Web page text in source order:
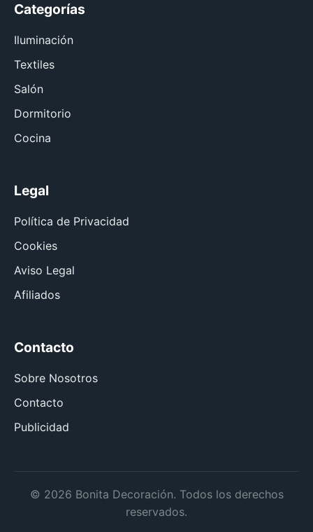
Categorías
Iluminación
Textiles
Salón
Dormitorio
Cocina
Legal
Política de Privacidad
Cookies
Aviso Legal
Afiliados
Contacto
Sobre Nosotros
Contacto
Publicidad
© 2026 Bonita Decoración. Todos los derechos
reservados.